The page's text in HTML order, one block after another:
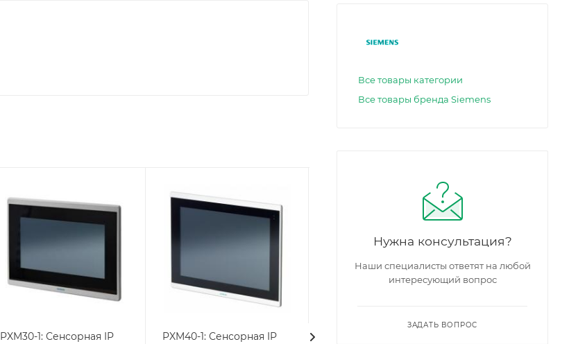
продукции
Desigo
PXM30-1: Сенсорная IP
Линейка
продукции
PXM40-1: Сенсорная IP
Все товары категории
Все товары бренда Siemens
Нужна консультация?
Наши специалисты ответят на любой
интересующий вопрос
ЗАДАТЬ ВОПРОС